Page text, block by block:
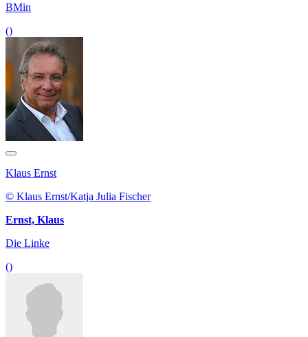
BMin
()
Klaus Ernst
© Klaus Ernst/Katja Julia Fischer
Ernst, Klaus
Die Linke
()